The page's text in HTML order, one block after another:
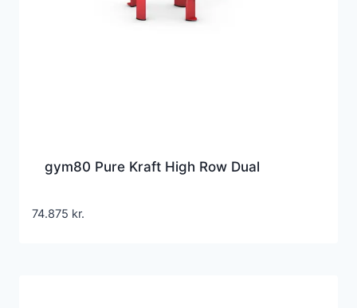
gym80 Pure Kraft High Row Dual
74.875 kr.